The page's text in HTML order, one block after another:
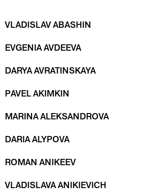
VLADISLAV ABASHIN
EVGENIA AVDEEVA
DARYA AVRATINSKAYA
PAVEL AKIMKIN
MARINA ALEKSANDROVA
DARIA ALYPOVA
ROMAN ANIKEEV
VLADISLAVA ANIKIEVICH